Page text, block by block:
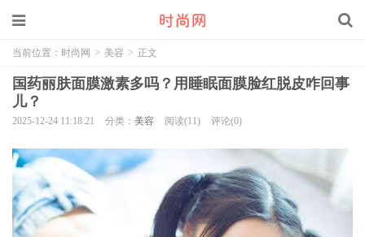
当前位置： 时尚网 > 美容 > 正文
国药丽肤面膜激素多吗？用睡眠面膜脸红脱皮咋回事
儿？
2025-12-24 11:18:21 分类： 美容 阅读(11) 评论(0)